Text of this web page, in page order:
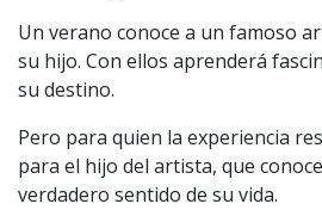
Un verano conoce a un famoso
su hijo. Con ellos aprenderá
su destino.
Pero para quien la experiencia
para el hijo del artista, que
verdadero sentido de su vida.